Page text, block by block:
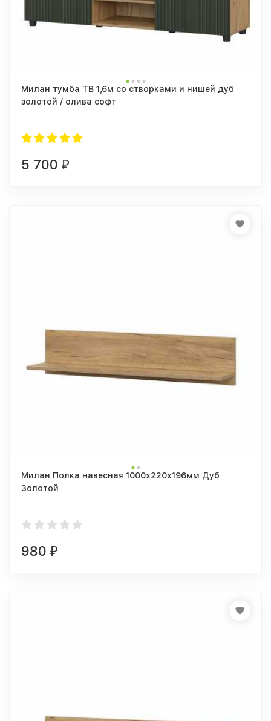
Милан тумба ТВ 1,6м со створками и нишей дуб
золотой / олива софт
5 700 ₽
Милан Полка навесная 1000х220х196мм Дуб
Золотой
980 ₽